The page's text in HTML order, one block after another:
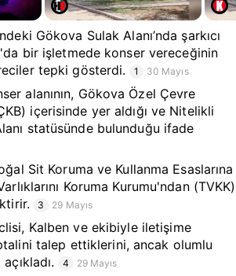
Gökova Sulak Alanı’nda şarkıcı
bir işletmede konser vereceğinin
tepki gösterdi.
1 30 Mayıs
alanının, Gökova Özel Çevre
içerisinde yer aldığı ve Nitelikli
statüsünde bulunduğu ifade
Sit Koruma ve Kullanma Esaslarına
Koruma Kurumu'ndan (TVKK)
3 29 Mayıs
Kalben ve ekibiyle iletişime
talep ettiklerini, ancak olumlu
4 29 Mayıs